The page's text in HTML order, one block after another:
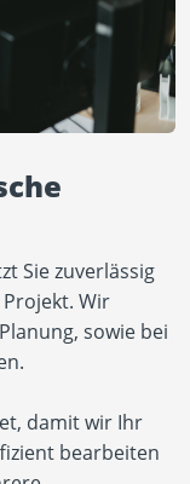
Sie zuverlässig
Wir
sowie bei
damit wir Ihr
bearbeiten